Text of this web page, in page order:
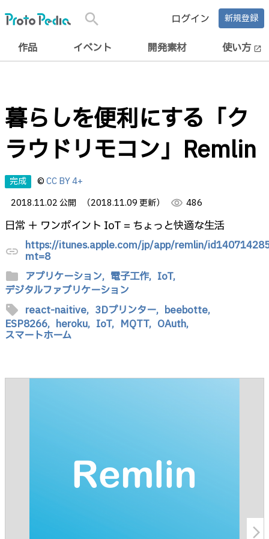
search ログイン 新規登録
作品 イベント 開発素材 使い方 open_in_new
暮らしを便利にする「ク
ラウドリモコン」Remlin
完成 ©CC BY 4+
2018.11.02 公開
（2018.11.09 更新） visibility 486
日常 ＋ ワンポイント IoT = ちょっと快適な生活
link https://itunes.apple.com/jp/app/remlin/
mt=8
folder アプリケーション, 電子工作, IoT,
デジタルファブリケーション
sell react-naitive, 3Dプリンター, beebotte,
ESP8266, heroku, IoT, MQTT, OAuth,
スマートホーム
arrow_forward_ios